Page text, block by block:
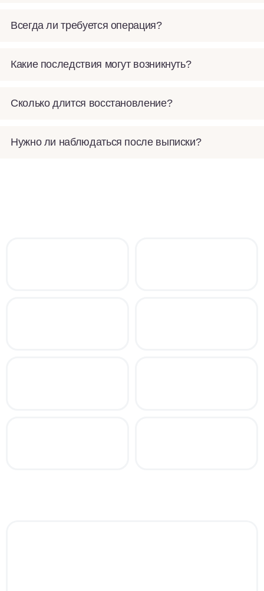
Всегда ли требуется операция?
Какие последствия могут возникнуть?
Сколько длится восстановление?
Нужно ли наблюдаться после выписки?